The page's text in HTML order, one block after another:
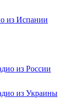
из Испании
из России
из Украины